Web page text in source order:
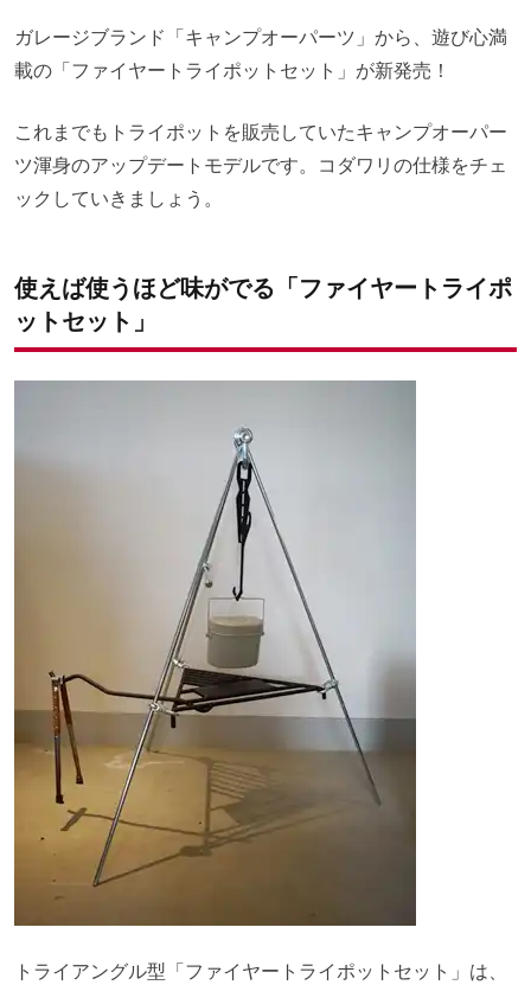
ガレージブランド「キャンプオーパーツ」から、遊び心満
載の「ファイヤートライポットセット」が新発売！
これまでもトライポットを販売していたキャンプオーパー
ツ渾身のアップデートモデルです。コダワリの仕様をチェ
ックしていきましょう。
使えば使うほど味がでる「ファイヤートライポ
ットセット」
トライアングル型「ファイヤートライポットセット」は、